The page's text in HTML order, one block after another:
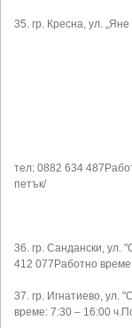
35. гр. Кресна, ул.
тел: 0882 634
петък/
36. гр. Сандански, ул.
412 077Работно
37. гр. Игнатиево, ул.
време: 7:30 – 16:00